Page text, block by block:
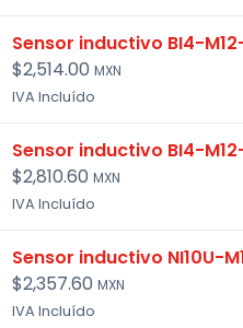
Sensor inductivo BI4-M12-
$2,514.00 MXN
IVA Incluído
Sensor inductivo BI4-M12-
$2,810.60 MXN
IVA Incluído
Sensor inductivo NI10U-
$2,357.60 MXN
IVA Incluído